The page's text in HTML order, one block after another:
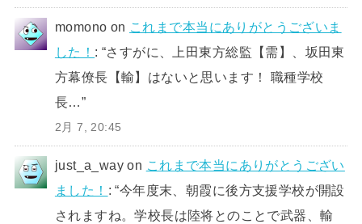
momono on これまで本当にありがとうございま
した！ : “さすがに、上田東方総監【需】、坂田東
方幕僚長【輸】はないと思います！ 職種学校
長…”
2月 7, 20:45
just_a_way on これまで本当にありがとうござい
ました！ : “今年度末、朝霞に後方支援学校が開設
されますね。学校長は陸将とのことで武器、輸